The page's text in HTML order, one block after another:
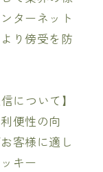
ターネット
り傍受を防
について】
便性の向
客様に適し
キー